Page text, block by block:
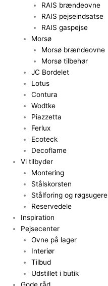
RAIS brændeovne
RAIS pejseindsatse
RAIS gaspejse
Morsø
Morsø brændeovne
Morsø tilbehør
JC Bordelet
Lotus
Contura
Wodtke
Piazzetta
Ferlux
Ecoteck
Decoflame
Vi tilbyder
Montering
Stålskorsten
Stålforing og røgsugere
Reservedele
Inspiration
Pejsecenter
Ovne på lager
Interiør
Tilbud
Udstillet i butik
Gode råd